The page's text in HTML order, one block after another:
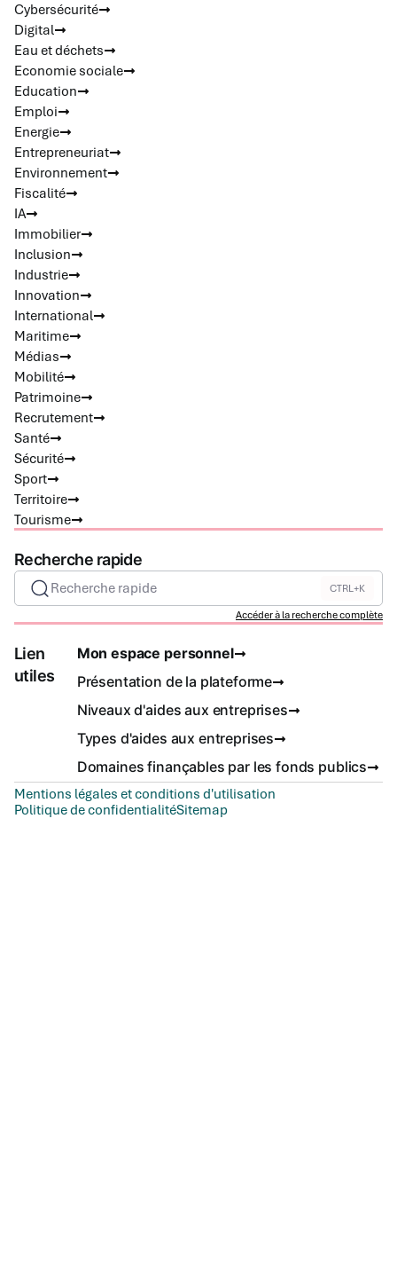
Cybersécurité
Digital
Eau et déchets
Economie sociale
Education
Emploi
Energie
Entrepreneuriat
Environnement
Fiscalité
IA
Immobilier
Inclusion
Industrie
Innovation
International
Maritime
Médias
Mobilité
Patrimoine
Recrutement
Santé
Sécurité
Sport
Territoire
Tourisme
Recherche rapide
Recherche rapide CTRL+K
Accéder à la recherche complète
Lien
utiles
Mon espace personnel
Présentation de la plateforme
Niveaux d'aides aux entreprises
Types d'aides aux entreprises
Domaines finançables par les fonds publics
Mentions légales et conditions d'utilisation
Politique de confidentialitéSitemap